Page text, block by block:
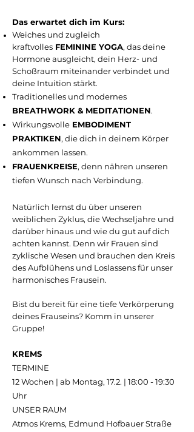
Das erwartet dich im Kurs:
Weiches und zugleich
kraftvolles FEMININE YOGA, das deine
Hormone ausgleicht, dein Herz- und
Schoßraum miteinander verbindet und
deine Intuition stärkt.
Traditionelles und modernes
BREATHWORK & MEDITATIONEN.
Wirkungsvolle EMBODIMENT
PRAKTIKEN, die dich in deinem Körper
ankommen lassen.
FRAUENKREISE, denn nähren unseren
tiefen Wunsch nach Verbindung.
Natürlich lernst du über unseren
weiblichen Zyklus, die Wechseljahre und
darüber hinaus und wie du gut auf dich
achten kannst. Denn wir Frauen sind
zyklische Wesen und brauchen den Kreis
des Aufblühens und Loslassens für unser
harmonisches Frausein.
Bist du bereit für eine tiefe Verkörperung
deines Frauseins? Komm in unserer
Gruppe!
KREMS
TERMINE
12 Wochen | ab Montag, 17.2. | 18:00 - 19:30
Uhr
UNSER RAUM
Atmos Krems, Edmund Hofbauer Straße